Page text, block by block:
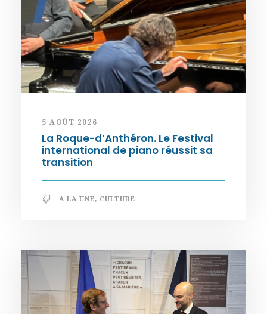
5 AOÛT 2026
La Roque-d’Anthéron. Le Festival
international de piano réussit sa
transition
A LA UNE, CULTURE